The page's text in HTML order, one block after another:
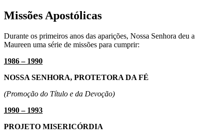
Missões Apostólicas
Durante os primeiros anos das aparições, Nossa Senhora deu a
Maureen uma série de missões para cumprir:
1986 – 1990
NOSSA SENHORA, PROTETORA DA FÉ
(Promoção do Título e da Devoção)
1990 – 1993
PROJETO MISERICÓRDIA